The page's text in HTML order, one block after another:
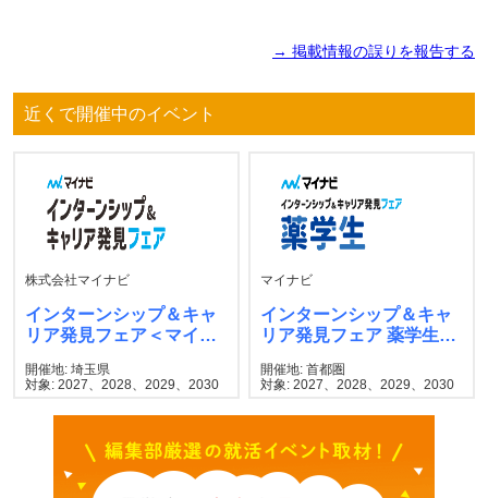
→ 掲載情報の誤りを報告する
近くで開催中のイベント
株式会社マイナビ
インターンシップ＆キャ
リア発見フェア＜マイナ
開催地: 埼玉県
対象: 2027、2028、2029、2030
マイナビ
インターンシップ＆キャ
リア発見フェア 薬学生
開催地: 首都圏
対象: 2027、2028、2029、2030